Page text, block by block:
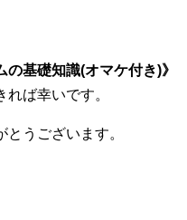
の基礎知識(オマケ付き)》
ば幸いです。
うございます。